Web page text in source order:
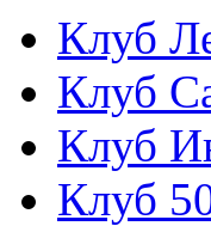
Клуб
Клуб
Клуб
Клуб